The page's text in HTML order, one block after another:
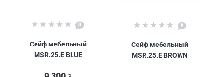
0
Сейф мебельный
MSR.25.Е BLUE
0
Сейф мебельный
MSR.25.Е BROWN